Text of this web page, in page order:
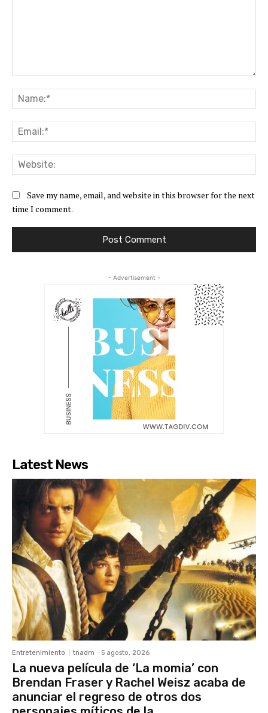
Save my name, email, and website in this browser for the next
time I comment.
- Advertisement -
Latest News
Entretenimiento tnadm - 5 agosto, 2026
La nueva película de ‘La momia’ con
Brendan Fraser y Rachel Weisz acaba de
anunciar el regreso de otros dos